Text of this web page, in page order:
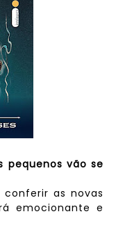
pequenos vão se
conferir as novas
emocionante e